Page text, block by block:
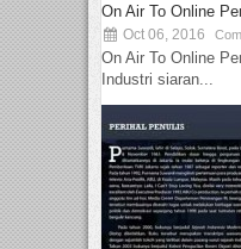
On Air To Online
Oct 06, 2016
On Air To Online
Industri siaran...